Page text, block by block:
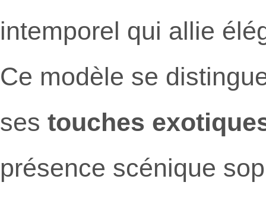
intemporel qui allie
Ce modèle se
ses touches
présence scénique